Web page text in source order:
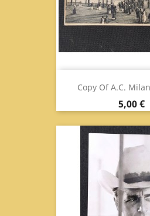
Copy Of A.C.
Prix
5,00 €